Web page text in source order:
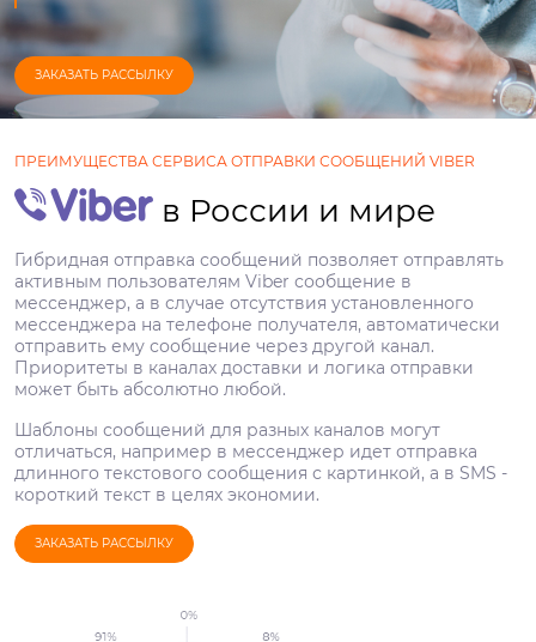
ЗАКАЗАТЬ РАССЫЛКУ
ПРЕИМУЩЕСТВА СЕРВИСА ОТПРАВКИ СООБЩЕНИЙ VIBER
в России и мире
Гибридная отправка сообщений позволяет отправлять
активным пользователям Viber сообщение в
мессенджер, а в случае отсутствия установленного
мессенджера на телефоне получателя, автоматически
отправить ему сообщение через другой канал.
Приоритеты в каналах доставки и логика отправки
может быть абсолютно любой.
Шаблоны сообщений для разных каналов могут
отличаться, например в мессенджер идет отправка
длинного текстового сообщения с картинкой, а в SMS -
короткий текст в целях экономии.
ЗАКАЗАТЬ РАССЫЛКУ